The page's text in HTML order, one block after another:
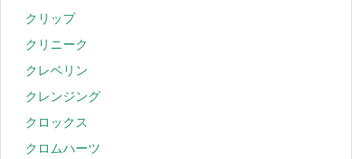
クリップ
クリニーク
クレベリン
クレンジング
クロックス
クロムハーツ